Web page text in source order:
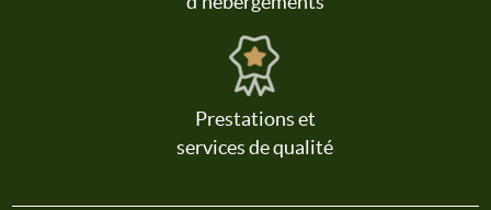
Prestations et
services de qualité